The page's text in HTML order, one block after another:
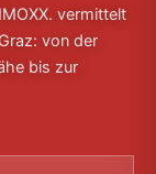
vermittelt
von der
bis zur